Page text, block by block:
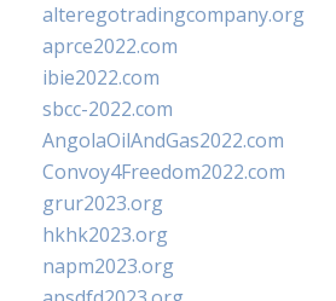
alteregotradingcompany.org
aprce2022.com
ibie2022.com
sbcc-2022.com
AngolaOilAndGas2022.com
Convoy4Freedom2022.com
grur2023.org
hkhk2023.org
napm2023.org